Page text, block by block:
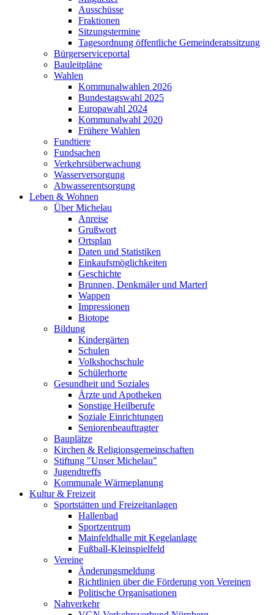
Ausschüsse
Fraktionen
Sitzungstermine
Tagesordnung öffentliche Gemeinderatssitzung
Bürgerserviceportal
Bauleitpläne
Wahlen
Kommunalwahlen 2026
Bundestagswahl 2025
Europawahl 2024
Kommunalwahl 2020
Frühere Wahlen
Fundtiere
Fundsachen
Verkehrsüberwachung
Wasserversorgung
Abwasserentsorgung
Leben & Wohnen
Über Michelau
Anreise
Grußwort
Ortsplan
Daten und Statistiken
Einkaufsmöglichkeiten
Geschichte
Brunnen, Denkmäler und Marterl
Wappen
Impressionen
Biotope
Bildung
Kindergärten
Schulen
Volkshochschule
Schülerhorte
Gesundheit und Soziales
Ärzte und Apotheken
Sonstige Heilberufe
Soziale Einrichtungen
Seniorenbeauftragter
Bauplätze
Kirchen & Religionsgemeinschaften
Stiftung "Unser Michelau"
Jugendtreffs
Kommunale Wärmeplanung
Kultur & Freizeit
Sportstätten und Freizeitanlagen
Hallenbad
Sportzentrum
Mainfeldhalle mit Kegelanlage
Fußball-Kleinspielfeld
Vereine
Änderungsmeldung
Richtlinien über die Förderung von Vereinen
Politische Organisationen
Nahverkehr